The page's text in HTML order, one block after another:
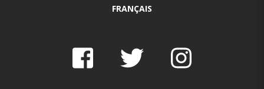
FRANÇAIS